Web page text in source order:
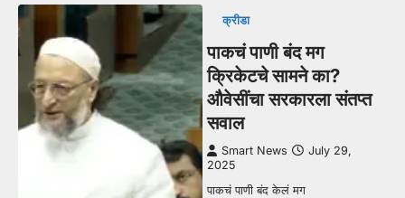
क्रीडा
पाकचं पाणी बंद मग
क्रिकेटचे सामने का?
औवेसींचा सरकारला संतप्त
सवाल
Smart News
July 29,
2025
पाकचं पाणी बंद केलं मग